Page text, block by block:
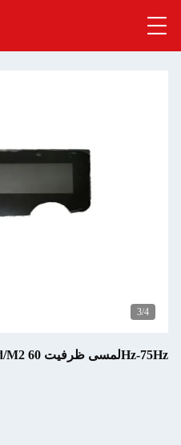
3/4
بالی آلفا 2 پرو موج IDeck 300cd/M2 لمسی ظرفیت 60Hz-75Hz